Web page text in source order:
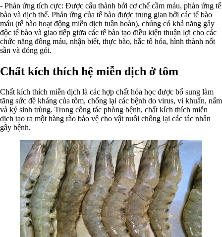
- Phản ứng tích cực: Được cấu thành bởi cơ chế cầm máu, phản ứng tế
bào và dịch thể. Phản ứng của tế bào được trung gian bởi các tế bào
máu (tế bào hoạt động miễn dịch tuần hoàn), chúng có khả năng gây
độc tế bào và giao tiếp giữa các tế bào tạo điều kiện thuận lợi cho các
chức năng đông máu, nhận biết, thực bào, hắc tố hóa, hình thành nốt
sần và đóng gói.
Chất kích thích hệ miễn dịch ở tôm
Chất kích thích miễn dịch là các hợp chất hóa học được bổ sung làm
tăng sức đề kháng của tôm, chống lại các bệnh do virus, vi khuẩn, nấm
và ký sinh trùng. Trong công tác phòng bệnh, chất kích thích miễn
dịch tạo ra một hàng rào bảo vệ cho vật nuôi chống lại các tác nhân
gây bệnh.